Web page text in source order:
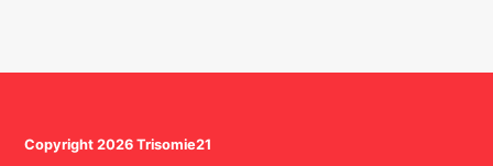
Copyright 2026 Trisomie21